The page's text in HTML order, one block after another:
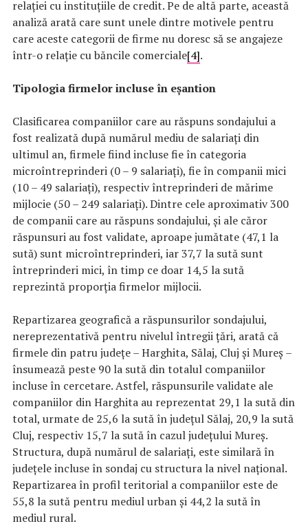
relației cu instituțiile de credit. Pe de altă parte, această
analiză arată care sunt unele dintre motivele pentru
care aceste categorii de firme nu doresc să se angajeze
într-o relație cu băncile comerciale[4].
Tipologia firmelor incluse în eșantion
Clasificarea companiilor care au răspuns sondajului a
fost realizată după numărul mediu de salariați din
ultimul an, firmele fiind incluse fie în categoria
microîntreprinderi (0 – 9 salariați), fie în companii mici
(10 – 49 salariați), respectiv întreprinderi de mărime
mijlocie (50 – 249 salariați). Dintre cele aproximativ 300
de companii care au răspuns sondajului, și ale căror
răspunsuri au fost validate, aproape jumătate (47,1 la
sută) sunt microîntreprinderi, iar 37,7 la sută sunt
întreprinderi mici, în timp ce doar 14,5 la sută
reprezintă proporția firmelor mijlocii.
Repartizarea geografică a răspunsurilor sondajului,
nereprezentativă pentru nivelul întregii țări, arată că
firmele din patru județe – Harghita, Sălaj, Cluj și Mureș –
însumează peste 90 la sută din totalul companiilor
incluse în cercetare. Astfel, răspunsurile validate ale
companiilor din Harghita au reprezentat 29,1 la sută din
total, urmate de 25,6 la sută în județul Sălaj, 20,9 la sută
Cluj, respectiv 15,7 la sută în cazul județului Mureș.
Structura, după numărul de salariați, este similară în
județele incluse în sondaj cu structura la nivel național.
Repartizarea în profil teritorial a companiilor este de
55,8 la sută pentru mediul urban și 44,2 la sută în
mediul rural.